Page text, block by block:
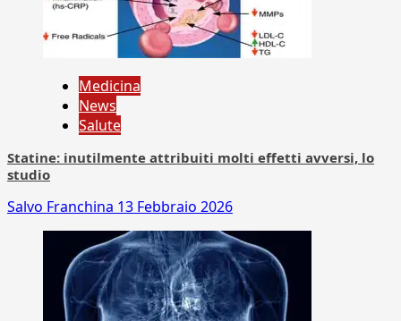
Medicina
News
Salute
Statine: inutilmente attribuiti molti effetti avversi, lo
studio
Salvo Franchina 13 Febbraio 2026